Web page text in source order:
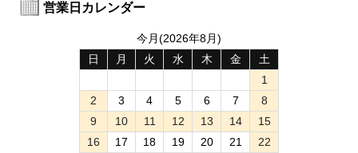
営業日カレンダー
今月(2026年8月)
日
月 火 水 木 金
土
1
2
3 4 5 6 7
8
9
10 11 12 13 14
15
16
17 18 19 20 21
22